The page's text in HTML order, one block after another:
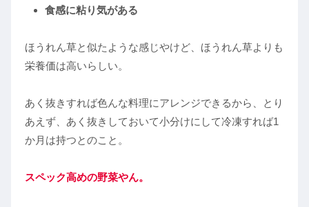
食感に粘り気がある
ほうれん草と似たような感じやけど、ほうれん草よりも
栄養価は高いらしい。
あく抜きすれば色んな料理にアレンジできるから、とり
あえず、あく抜きしておいて小分けにして冷凍すれば1
か月は持つとのこと。
スペック高めの野菜やん。